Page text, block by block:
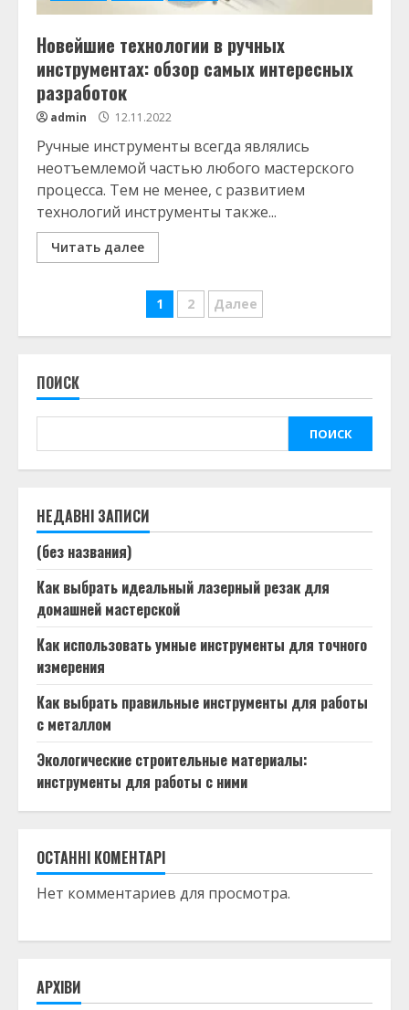
Новейшие технологии в ручных
инструментах: обзор самых интересных
разработок
admin 12.11.2022
Ручные инструменты всегда являлись
неотъемлемой частью любого мастерского
процесса. Тем не менее, с развитием
технологий инструменты также...
Читать далее
Пагинация
записей
1 2 Далее
ПОИСК
ПОИСК
НЕДАВНІ ЗАПИСИ
(без названия)
Как выбрать идеальный лазерный резак для
домашней мастерской
Как использовать умные инструменты для точного
измерения
Как выбрать правильные инструменты для работы
с металлом
Экологические строительные материалы:
инструменты для работы с ними
ОСТАННІ КОМЕНТАРІ
Нет комментариев для просмотра.
АРХІВИ